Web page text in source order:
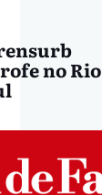
no Rio